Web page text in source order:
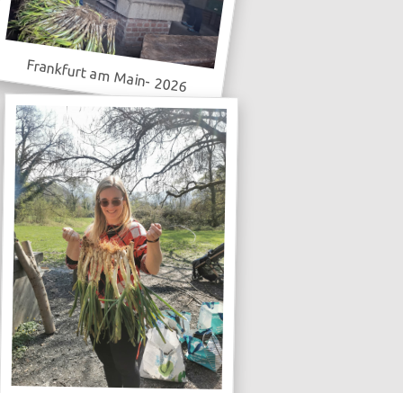
Frankfurt am Main- 2026